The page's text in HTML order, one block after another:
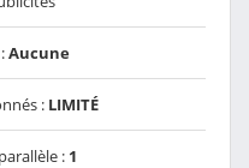
Aucune
: LIMITÉ
: 1